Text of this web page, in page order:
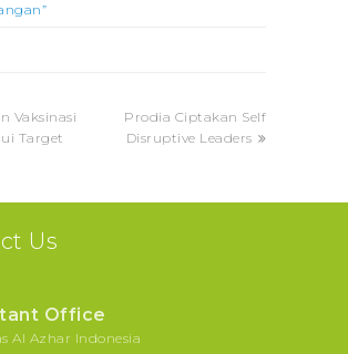
Vaksinasi
Target
next
post:
Prodia Ciptakan Self
Disruptive Leaders
Us
Office
Al Azhar Indonesia